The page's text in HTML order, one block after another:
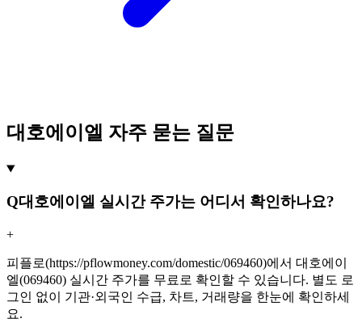
대호에이엘 자주 묻는 질문
Q대호에이엘 실시간 주가는 어디서 확인하나요?
+
피플로(https://pflowmoney.com/domestic/069460)에서 대호에이
엘(069460) 실시간 주가를 무료로 확인할 수 있습니다. 별도 로
그인 없이 기관·외국인 수급, 차트, 거래량을 한눈에 확인하세
요.